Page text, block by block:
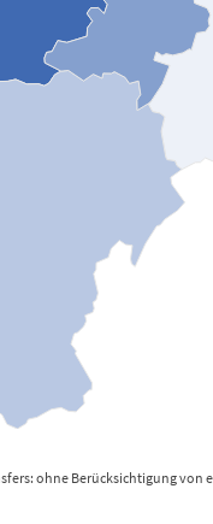
ohne Berücksichtigung